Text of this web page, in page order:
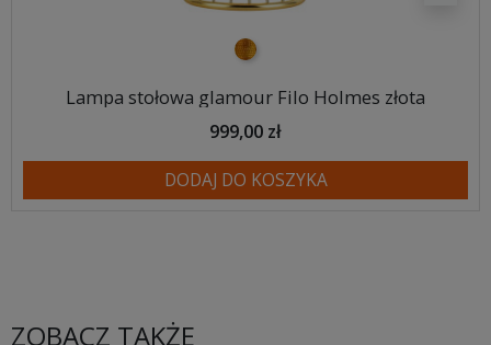
złoty
Lampa stołowa glamour Filo Holmes złota
999,00 zł
DODAJ DO KOSZYKA
ZOBACZ TAKŻE